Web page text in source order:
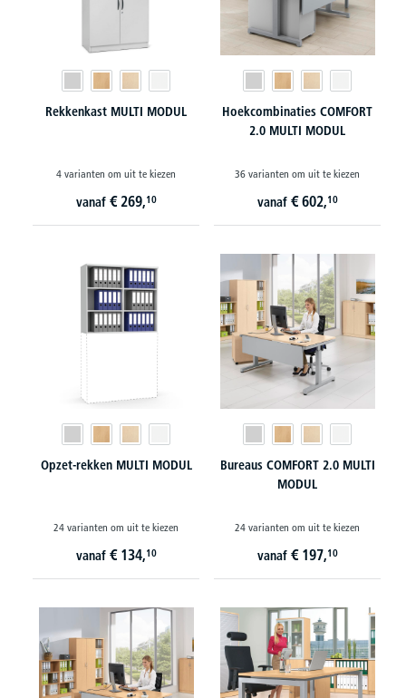
Rekkenkast MULTI MODUL
4 varianten om uit te kiezen
vanaf € 269,10
Hoekcombinaties COMFORT
2.0 MULTI MODUL
36 varianten om uit te kiezen
vanaf € 602,10
Opzet-rekken MULTI MODUL
24 varianten om uit te kiezen
vanaf € 134,10
Bureaus COMFORT 2.0 MULTI
MODUL
24 varianten om uit te kiezen
vanaf € 197,10